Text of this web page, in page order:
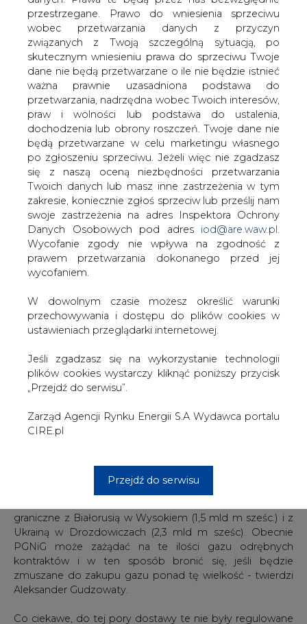
przestrzegane. Prawo do wniesienia sprzeciwu
wobec przetwarzania danych z przyczyn
związanych z Twoją szczególną sytuacją, po
skutecznym wniesieniu prawa do sprzeciwu Twoje
dane nie będą przetwarzane o ile nie będzie istnieć
ważna prawnie uzasadniona podstawa do
przetwarzania, nadrzędna wobec Twoich interesów,
praw i wolności lub podstawa do ustalenia,
dochodzenia lub obrony roszczeń. Twoje dane nie
będą przetwarzane w celu marketingu własnego
po zgłoszeniu sprzeciwu. Jeżeli więc nie zgadzasz
się z naszą oceną niezbędności przetwarzania
Twoich danych lub masz inne zastrzeżenia w tym
zakresie, koniecznie zgłoś sprzeciw lub prześlij nam
swoje zastrzeżenia na adres Inspektora Ochrony
Danych Osobowych pod adres iod@are.waw.pl.
Wycofanie zgody nie wpływa na zgodność z
prawem przetwarzania dokonanego przed jej
wycofaniem.
W dowolnym czasie możesz określić warunki
przechowywania i dostępu do plików cookies w
ustawieniach przeglądarki internetowej.
Jeśli zgadzasz się na wykorzystanie technologii
plików cookies wystarczy kliknąć poniższy przycisk
„Przejdź do serwisu”.
Zarząd Agencji Rynku Energii S.A Wydawca portalu
CIRE.pl
Przejdź do serwisu
Coraz więcej wskazuje na to, że druga
nitka rurociągu jamalskiego nie
powstanie - tak twierdzi Aleksander
Gudzowaty, szef zaangażowanego w
projekt Bartimpexu. To kłopot dla
Gazpromu. Jeśli tak się stanie, Polska
sprowadzi w ramach kontraktu
jamalskiego tylko 2,88 mld zamiast 12
mld m sześc. gazu.
W tym tygodniu ma się odbyć kolejna tura rozmów
między Polskim Górnictwem Naftowym i Gazownictwem
(PGNiG) i Gazpromem. Główny temat negocjacji
pozostaje ten sam - wielkość dostaw rosyjskiego gazu
do Polski. Aleksander Gudzowaty, dyrektor generalny
Bartimpexu, zaangażowanego w ten projekt, twierdzi, że
to polska strona rozdaje karty podczas negocjacji tzw.
sporu pod arbitraż międzynarodowy, co niedawno
zresztą zapowiedziało PGNiG, uważa za nieuzasadnione.
do Polski w ramach kontraktu jamalskiego, zależy tak
naprawdę od PGNiG.
wymagają uciekania się do zmian w kontrakcie jamalskim.
Jeżeli rozumiemy go dosłownie, to obecnie, ze
w skali roku przez pierwszą nitkę. Nie więcej. Pozostałą
część gazu, który Polska importuje z Rosji, czyli około 4
graniczne z Białorusią w Wysokiem (1,5 mld m sześc.) i z
Ukrainą w Drozdowiczach (2,3 mld m sześc). Obecnie
PGNiG może zażądać na te ilości gazu odrębnych
kontraktów i w ten sposób bronić się, jeśli będzie
zmuszane do zakupu gazu ponad tę wielkość - twierdzi
Aleksander Gudzowaty.
Co ciekawe, do tej pory dostawy te nie były regulowane